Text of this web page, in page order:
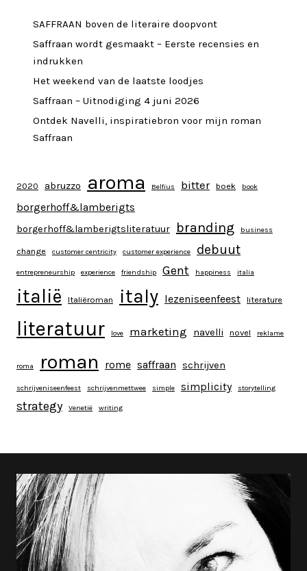
SAFFRAAN boven de literaire doopvont
Saffraan wordt gesmaakt – Eerste recensies en
indrukken
Het weekend van de laatste loodjes
Saffraan – Uitnodiging 4 juni 2026
Ontdek Navelli, inspiratiebron voor mijn roman
Saffraan
2020 abruzzo aroma Belfius bitter boek book
borgerhoff&lamberigts
borgerhoff&lamberigtsliteratuur branding business
change customer centricity customer experience debuut
entrepreneurship experience friendship Gent happiness italia
italië Italiëroman italy lezeniseenfeest literature
literatuur love marketing navelli novel reklame
roma roman rome saffraan schrijven
schrijveniseenfeest schrijvenmettwee simple simplicity storytelling
strategy Venetië writing